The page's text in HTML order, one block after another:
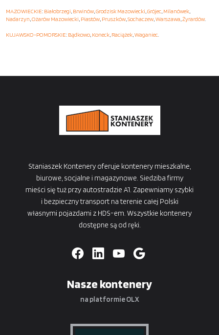
MAZOWIECKIE: Białobrzegi, Brwinów,Grodzisk Mazowiecki,Grójec, Milanówek,
Nadarzyn,Ożarów Mazowiecki, Piastów, Pruszków,Sochaczew,Warszawa,Żyrardów.
KUJAWSKO-POMORSKIE: Bądkowo, Koneck, Raciążek,Waganiec.
Staniaszek Kontenery oferuje kontenery mieszkalne,
biurowe, socjalne i magazynowe. Siedziba firmy
mieści się tuż przy autostradzie A1. Zapewniamy szybki
i bezpieczny transport na terenie całej Polski
własnymi pojazdami z HDS-em. Wszystkie kontenery
dostępne są od ręki.
Nasze kontenery
na platformie OLX